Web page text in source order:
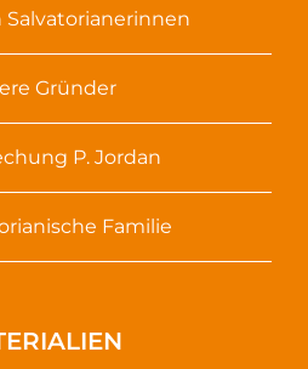
Salvatorianerinnen
Gründer
P. Jordan
Familie